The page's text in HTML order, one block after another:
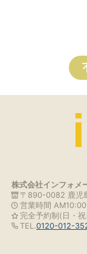
株式会社インフォメ
〒890-0082 鹿児
営業時間
完全予約制(日・
TEL.0120-012-